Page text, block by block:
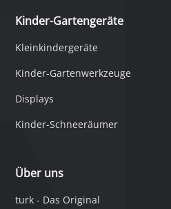
Kinder-Gartengeräte
Kleinkindergeräte
Kinder-Gartenwerkzeuge
Displays
Kinder-Schneeräumer
Über uns
turk - Das Original